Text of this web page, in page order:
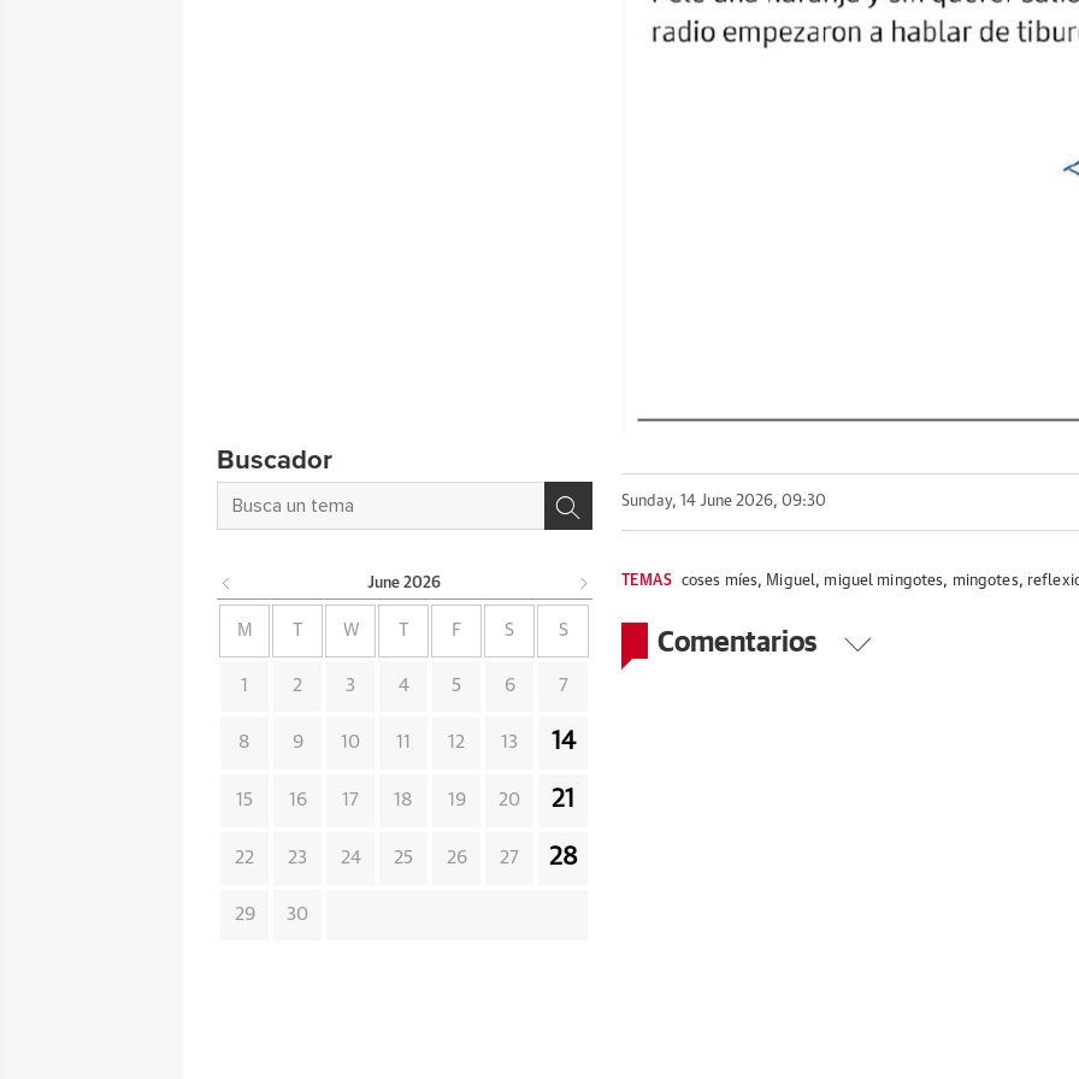
Sunday, 14 June 2026, 09:30
TEMAS coses míes, Miguel, miguel mingotes, mingotes,
Comentarios
Buscador
June 2026
M W F S S
1 2 3 4 5 6 7
8 9 10 11 12 13 14
15 16 17 18 19 20 21
22 23 24 25 26 27 28
29 30